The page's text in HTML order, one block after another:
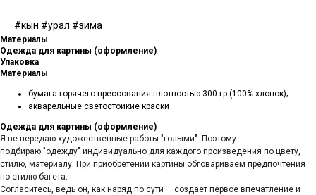
#кын #урал #зима
Материалы
Одежда для картины (оформление)
Упаковка
Материалы
бумага горячего прессования плотностью 300 гр.(100% хлопок);
акварельные светостойкие краски
Одежда для картины (оформление)
Я не передаю художественные работы "голыми". Поэтому
подбираю "одежду" индивидуально для каждого произведения по цвету,
стилю, материалу. При приобретении картины обговариваем предпочтения
по стилю багета.
Согласитесь, ведь он, как наряд по сути — создает первое впечатление и